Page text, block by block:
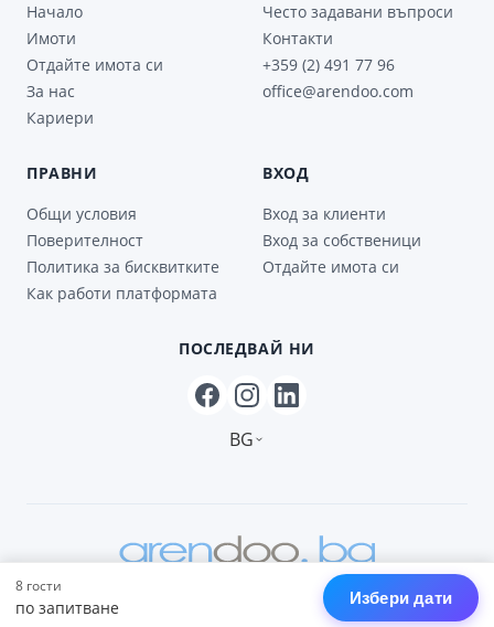
8 гости
по запитване Избери дати
Начало
Имоти
Отдайте имота си
За нас
Кариери
Често задавани въпроси
Контакти
+359 (2) 491 77 96
office@arendoo.com
ПРАВНИ
Общи условия
Поверителност
Политика за бисквитките
Как работи платформата
ВХОД
Вход за клиенти
Вход за собственици
Отдайте имота си
ПОСЛЕДВАЙ НИ
BG
© 2026 Arendoo · Ваканционни имоти в България и Гърция